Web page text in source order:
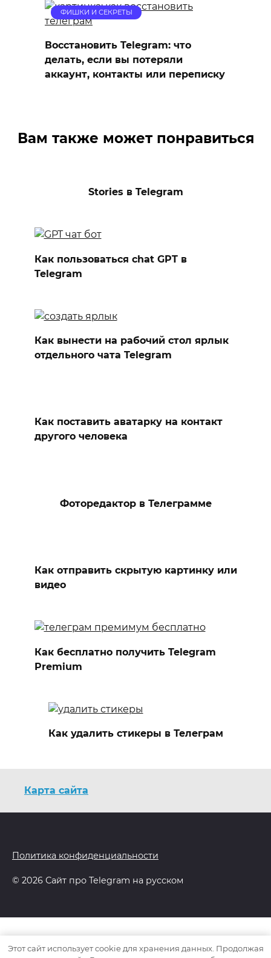
ФИШКИ И СЕКРЕТЫ
Восстановить Telegram: что
делать, если вы потеряли
аккаунт, контакты или переписку
Вам также может понравиться
Stories в Telegram
Как пользоваться chat GPT в
Telegram
Как вынести на рабочий стол ярлык
отдельного чата Telegram
Как поставить аватарку на контакт
другого человека
Фоторедактор в Телеграмме
Как отправить скрытую картинку или
видео
Как бесплатно получить Telegram
Premium
Как удалить стикеры в Телеграм
Карта сайта
Политика конфиденциальности
© 2026 Сайт про Telegram на русском
Этот сайт использует cookie для хранения данных. Продолжая